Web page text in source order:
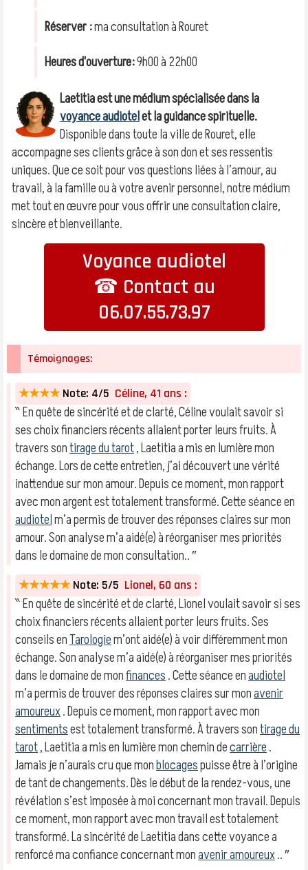
Réserver :ma consultation à Rouret
Heures d'ouverture:9h00 à 22h00
Laetitia est une médium spécialisée dans la
voyance audiotelet la guidance spirituelle.
Disponible dans toute la ville de Rouret, elle
accompagne ses clients grâce à son don et ses ressentis
uniques. Que ce soit pour vos questions liées à l’amour, au
travail, à la famille ou à votre avenir personnel, notre médium
met tout en œuvre pour vous offrir une consultation claire,
sincère et bienveillante.
Voyance audiotel
☎ Contact au
06.07.55.73.97
Témoignages:
★★★★ Note: 4/5 Céline, 41 ans :
‶ En quête de sincérité et de clarté, Céline voulait savoir si
ses choix financiers récents allaient porter leurs fruits. À
travers sontirage du tarot, Laetitia a mis en lumière mon
échange. Lors de cette entretien, j’ai découvert une vérité
inattendue sur mon amour. Depuis ce moment, mon rapport
avec mon argent est totalement transformé. Cette séance en
audiotelm’a permis de trouver des réponses claires sur mon
amour. Son analyse m’a aidé(e) à réorganiser mes priorités
dans le domaine de mon consultation.. ″
★★★★★ Note: 5/5 Lionel, 60 ans :
‶ En quête de sincérité et de clarté, Lionel voulait savoir si ses
choix financiers récents allaient porter leurs fruits. Ses
conseils enTarologiem’ont aidé(e) à voir différemment mon
échange. Son analyse m’a aidé(e) à réorganiser mes priorités
dans le domaine de monfinances. Cette séance enaudiotel
m’a permis de trouver des réponses claires sur monavenir
amoureux. Depuis ce moment, mon rapport avec mon
sentimentsest totalement transformé. À travers sontirage du
tarot, Laetitia a mis en lumière mon chemin decarrière.
Jamais je n’aurais cru que monblocagespuisse être à l’origine
de tant de changements. Dès le début de la rendez-vous, une
révélation s’est imposée à moi concernant mon travail. Depuis
ce moment, mon rapport avec mon travail est totalement
transformé. La sincérité de Laetitia dans cette voyance a
renforcé ma confiance concernant monavenir amoureux.. ″